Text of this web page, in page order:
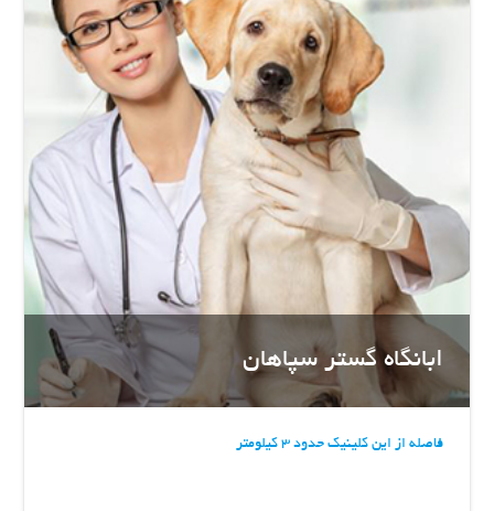
ابانگاه گستر سپاهان
فاصله از این کلینیک حدود 3 کیلومتر